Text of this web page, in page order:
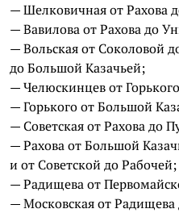
— Шелковичная от Рахова
— Вавилова от Рахова до
— Вольская от Соколовой
до Большой Казачьей;
— Челюскинцев от
— Горького от Большой
— Советская от Рахова до
— Рахова от Большой
и от Советской до Рабочей;
— Радищева от
— Московская от